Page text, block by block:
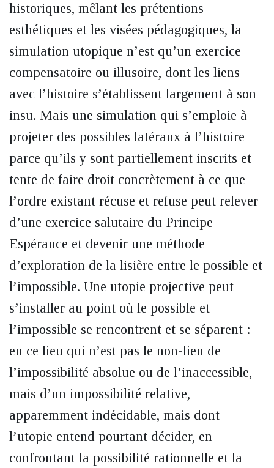
historiques, mêlant les prétentions
esthétiques et les visées pédagogiques, la
simulation utopique n’est qu’un exercice
compensatoire ou illusoire, dont les liens
avec l’histoire s’établissent largement à son
insu. Mais une simulation qui s’emploie à
projeter des possibles latéraux à l’histoire
parce qu’ils y sont partiellement inscrits et
tente de faire droit concrètement à ce que
l’ordre existant récuse et refuse peut relever
d’une exercice salutaire du Principe
Espérance et devenir une méthode
d’exploration de la lisière entre le possible et
l’impossible. Une utopie projective peut
s’installer au point où le possible et
l’impossible se rencontrent et se séparent :
en ce lieu qui n’est pas le non-lieu de
l’impossibilité absolue ou de l’inaccessible,
mais d’un impossibilité relative,
apparemment indécidable, mais dont
l’utopie entend pourtant décider, en
confrontant la possibilité rationnelle et la